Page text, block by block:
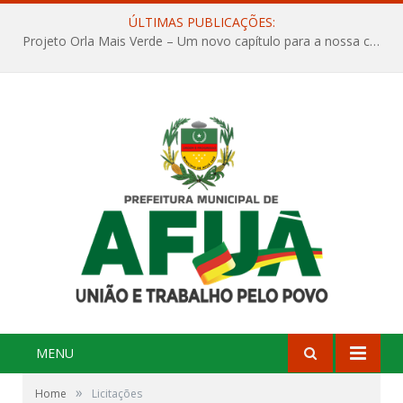
ÚLTIMAS PUBLICAÇÕES:
Projeto Orla Mais Verde – Um novo capítulo para a nossa cidade
MENU
Home » Licitações